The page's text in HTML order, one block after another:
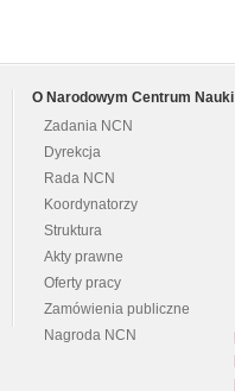
O Narodowym Centrum Nauki
Zadania NCN
Dyrekcja
Rada NCN
Koordynatorzy
Struktura
Akty prawne
Oferty pracy
Zamówienia publiczne
Nagroda NCN